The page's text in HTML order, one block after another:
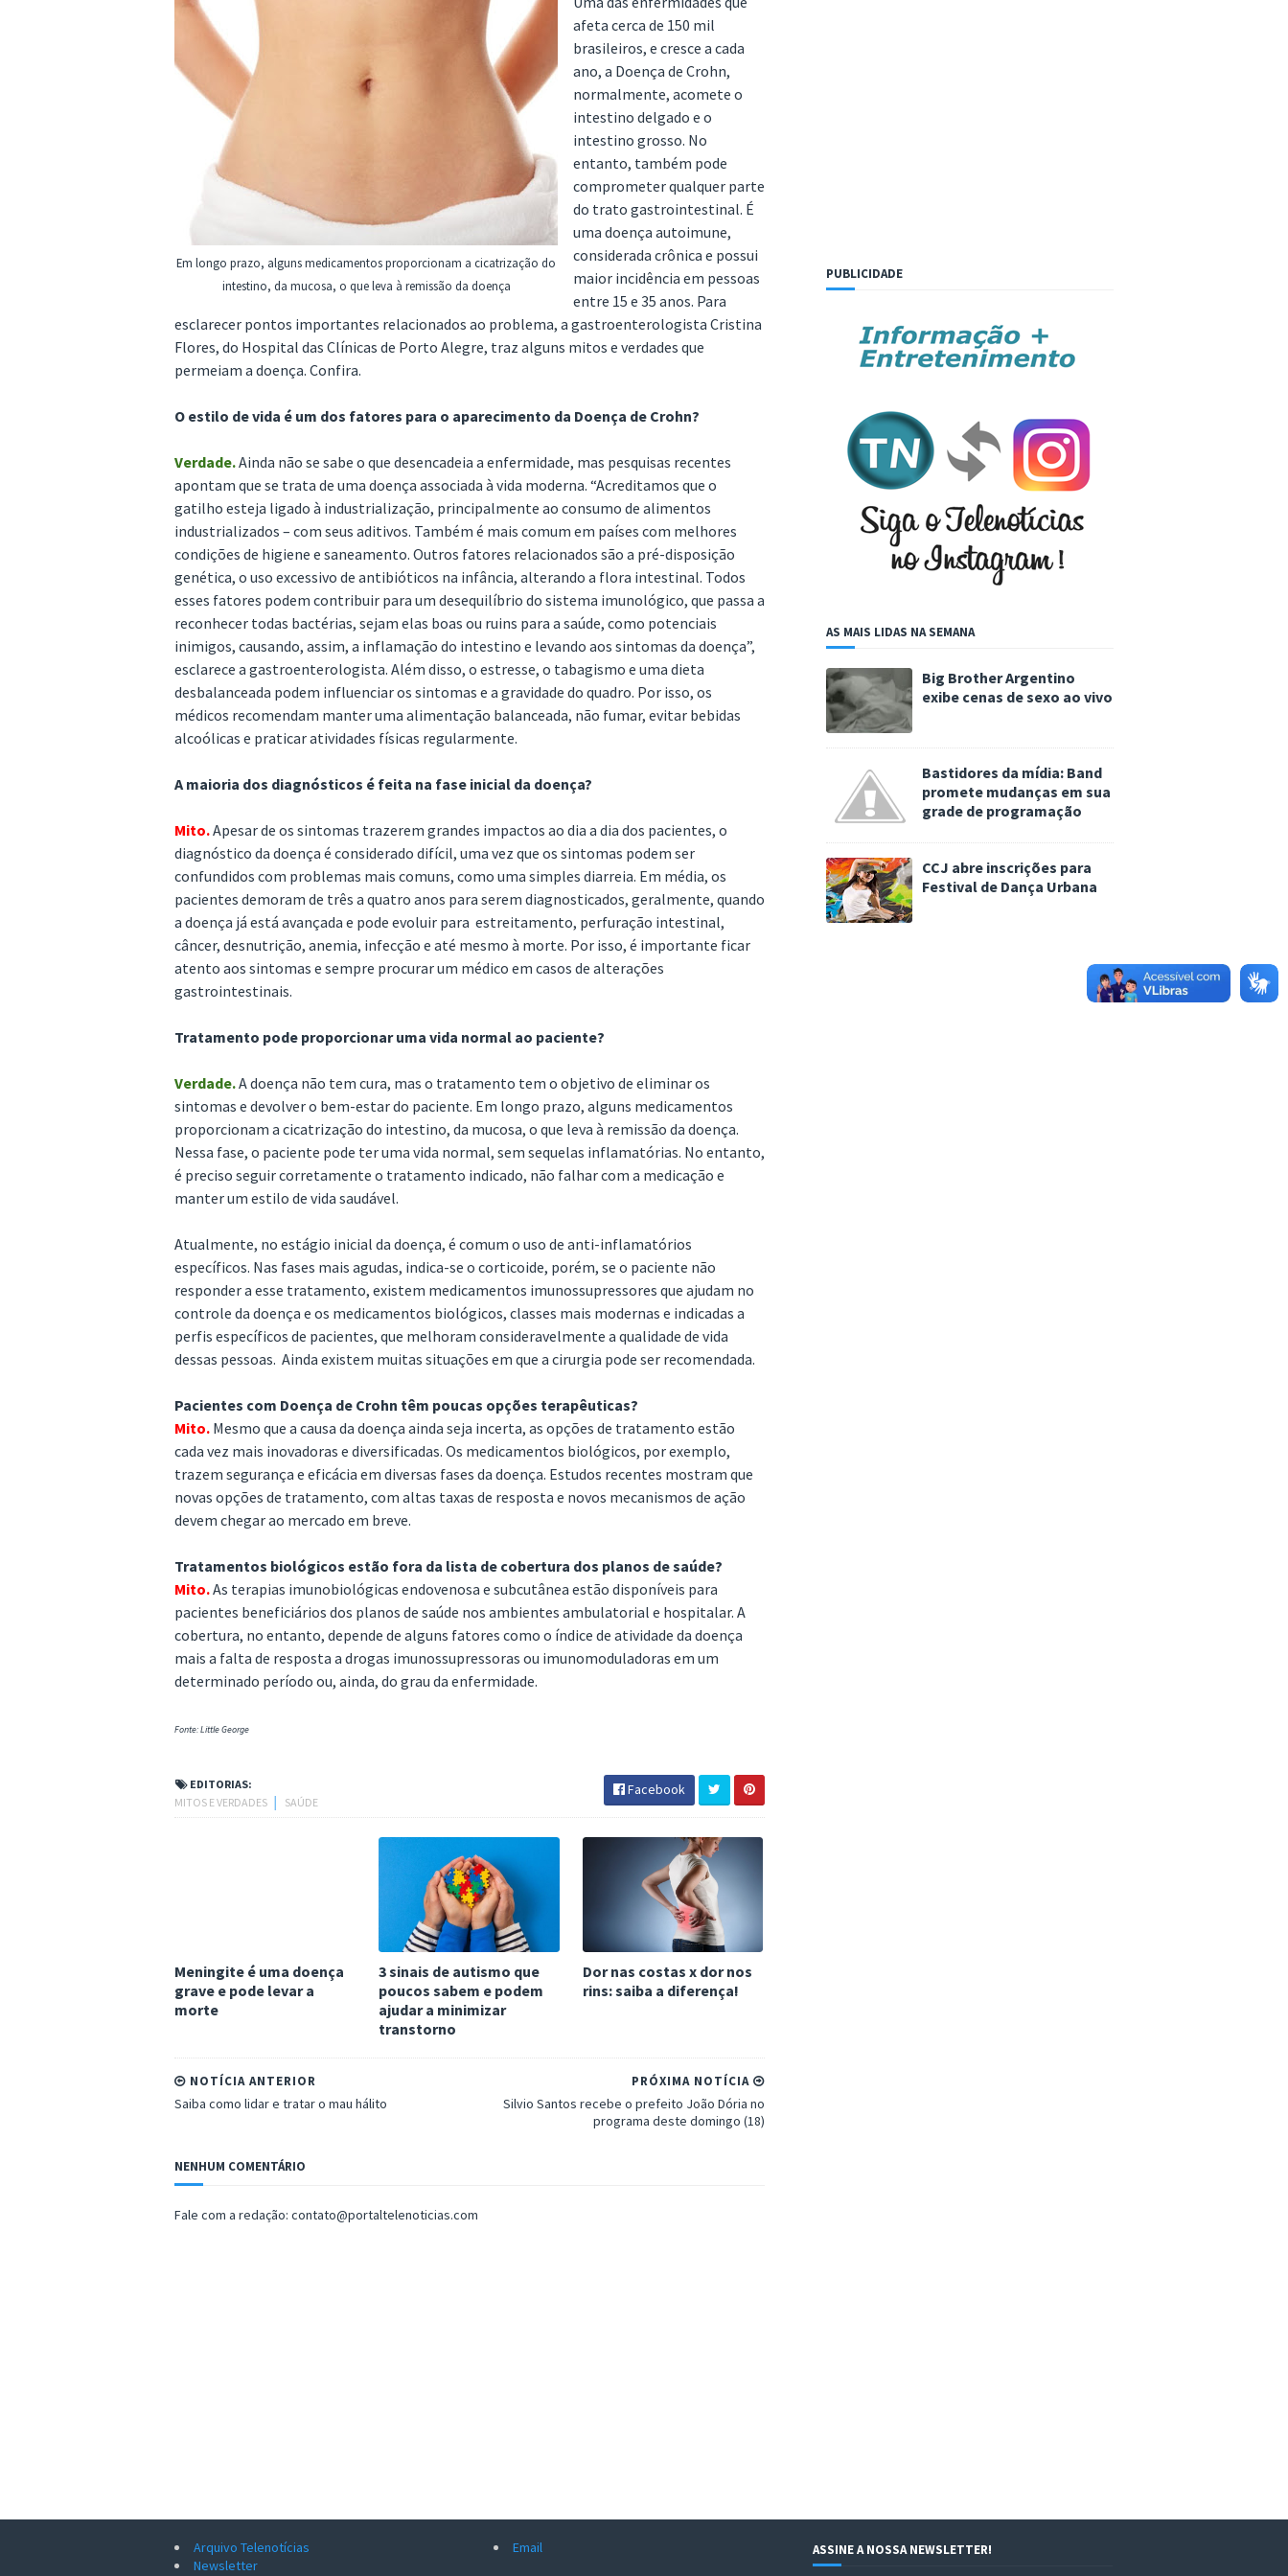
Em longo prazo, alguns medicamentos proporcionam a cicatrização do
intestino, da mucosa, o que leva à remissão da doença
afeta cerca de 150 mil
brasileiros, e cresce a cada
ano, a Doença de Crohn,
normalmente, acomete o
intestino delgado e o
intestino grosso. No
entanto, também pode
comprometer qualquer parte
do trato gastrointestinal. É
uma doença autoimune,
considerada crônica e possui
maior incidência em pessoas
entre 15 e 35 anos. Para
esclarecer pontos importantes relacionados ao problema, a gastroenterologista Cristina
Flores, do Hospital das Clínicas de Porto Alegre, traz alguns mitos e verdades que
permeiam a doença. Confira.
O estilo de vida é um dos fatores para o aparecimento da Doença de Crohn?
Verdade.Ainda não se sabe o que desencadeia a enfermidade, mas pesquisas recentes
apontam que se trata de uma doença associada à vida moderna. “Acreditamos que o
gatilho esteja ligado à industrialização, principalmente ao consumo de alimentos
industrializados – com seus aditivos. Também é mais comum em países com melhores
condições de higiene e saneamento. Outros fatores relacionados são a pré-disposição
genética, o uso excessivo de antibióticos na infância, alterando a flora intestinal. Todos
esses fatores podem contribuir para um desequilíbrio do sistema imunológico, que passa a
reconhecer todas bactérias, sejam elas boas ou ruins para a saúde, como potenciais
inimigos, causando, assim, a inflamação do intestino e levando aos sintomas da doença”,
esclarece a gastroenterologista. Além disso, o estresse, o tabagismo e uma dieta
desbalanceada podem influenciar os sintomas e a gravidade do quadro. Por isso, os
médicos recomendam manter uma alimentação balanceada, não fumar, evitar bebidas
alcoólicas e praticar atividades físicas regularmente.
A maioria dos diagnósticos é feita na fase inicial da doença?
Mito.Apesar de os sintomas trazerem grandes impactos ao dia a dia dos pacientes, o
diagnóstico da doença é considerado difícil, uma vez que os sintomas podem ser
confundidos com problemas mais comuns, como uma simples diarreia. Em média, os
pacientes demoram de três a quatro anos para serem diagnosticados, geralmente, quando
a doença já está avançada e pode evoluir para estreitamento, perfuração intestinal,
câncer, desnutrição, anemia, infecção e até mesmo à morte. Por isso, é importante ficar
atento aos sintomas e sempre procurar um médico em casos de alterações
gastrointestinais.
Tratamento pode proporcionar uma vida normal ao paciente?
Verdade.A doença não tem cura, mas o tratamento tem o objetivo de eliminar os
sintomas e devolver o bem-estar do paciente. Em longo prazo, alguns medicamentos
proporcionam a cicatrização do intestino, da mucosa, o que leva à remissão da doença.
Nessa fase, o paciente pode ter uma vida normal, sem sequelas inflamatórias. No entanto,
é preciso seguir corretamente o tratamento indicado, não falhar com a medicação e
manter um estilo de vida saudável.
Atualmente, no estágio inicial da doença, é comum o uso de anti-inflamatórios
específicos. Nas fases mais agudas, indica-se o corticoide, porém, se o paciente não
responder a esse tratamento, existem medicamentos imunossupressores que ajudam no
controle da doença e os medicamentos biológicos, classes mais modernas e indicadas a
perfis específicos de pacientes, que melhoram consideravelmente a qualidade de vida
dessas pessoas. Ainda existem muitas situações em que a cirurgia pode ser recomendada.
Pacientes com Doença de Crohn têm poucas opções terapêuticas?
Mito. Mesmo que a causa da doença ainda seja incerta, as opções de tratamento estão
cada vez mais inovadoras e diversificadas. Os medicamentos biológicos, por exemplo,
trazem segurança e eficácia em diversas fases da doença. Estudos recentes mostram que
novas opções de tratamento, com altas taxas de resposta e novos mecanismos de ação
devem chegar ao mercado em breve.
Tratamentos biológicos estão fora da lista de cobertura dos planos de saúde?
Mito.As terapias imunobiológicas endovenosa e subcutânea estão disponíveis para
pacientes beneficiários dos planos de saúde nos ambientes ambulatorial e hospitalar. A
cobertura, no entanto, depende de alguns fatores como o índice de atividade da doença
mais a falta de resposta a drogas imunossupressoras ou imunomoduladoras em um
determinado período ou, ainda, do grau da enfermidade.
Fonte: Little George
EDITORIAS:
MITOS E VERDADES
SAÚDE
Facebook
Meningite é uma doença
grave e pode levar a
morte
3 sinais de autismo que
poucos sabem e podem
ajudar a minimizar
transtorno
Dor nas costas x dor nos
rins: saiba a diferença!
PRÓXIMA NOTÍCIA
Silvio Santos recebe o prefeito João Dória no
programa deste domingo (18)
NOTÍCIA ANTERIOR
Saiba como lidar e tratar o mau hálito
NENHUM COMENTÁRIO
Fale com a redação: contato@portaltelenoticias.com
PUBLICIDADE
AS MAIS LIDAS NA SEMANA
Big Brother Argentino
exibe cenas de sexo ao vivo
Bastidores da mídia: Band
promete mudanças em sua
grade de programação
CCJ abre inscrições para
Festival de Dança Urbana
Arquivo Telenotícias
Newsletter
Email ASSINE A NOSSA NEWSLETTER!